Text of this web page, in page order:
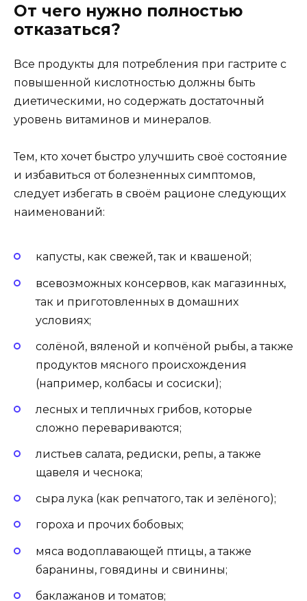
От чего нужно полностью
отказаться?
Все продукты для потребления при гастрите с
повышенной кислотностью должны быть
диетическими, но содержать достаточный
уровень витаминов и минералов.
Тем, кто хочет быстро улучшить своё состояние
и избавиться от болезненных симптомов,
следует избегать в своём рационе следующих
наименований:
капусты, как свежей, так и квашеной;
всевозможных консервов, как магазинных,
так и приготовленных в домашних
условиях;
солёной, вяленой и копчёной рыбы, а также
продуктов мясного происхождения
(например, колбасы и сосиски);
лесных и тепличных грибов, которые
сложно перевариваются;
листьев салата, редиски, репы, а также
щавеля и чеснока;
сыра лука (как репчатого, так и зелёного);
гороха и прочих бобовых;
мяса водоплавающей птицы, а также
баранины, говядины и свинины;
баклажанов и томатов;